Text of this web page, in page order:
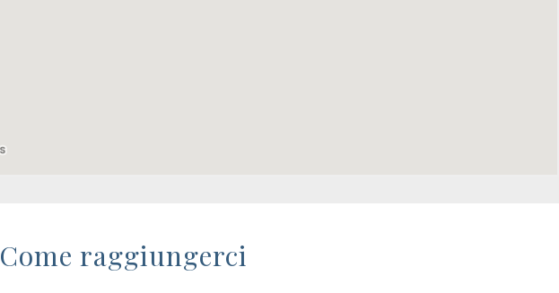
Come raggiungerci